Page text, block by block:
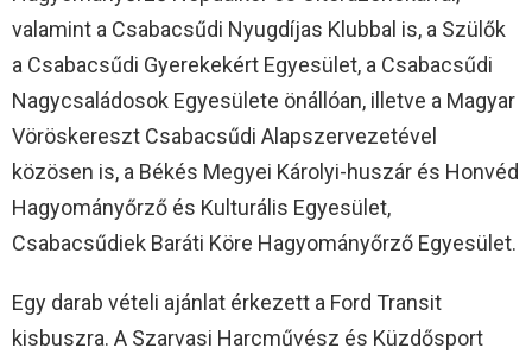
valamint a Csabacsűdi Nyugdíjas Klubbal is, a Szülők
a Csabacsűdi Gyerekekért Egyesület, a Csabacsűdi
Nagycsaládosok Egyesülete önállóan, illetve a Magyar
Vöröskereszt Csabacsűdi Alapszervezetével
közösen is, a Békés Megyei Károlyi-huszár és Honvéd
Hagyományőrző és Kulturális Egyesület,
Csabacsűdiek Baráti Köre Hagyományőrző Egyesület.
Egy darab vételi ajánlat érkezett a Ford Transit
kisbuszra. A Szarvasi Harcművész és Küzdősport